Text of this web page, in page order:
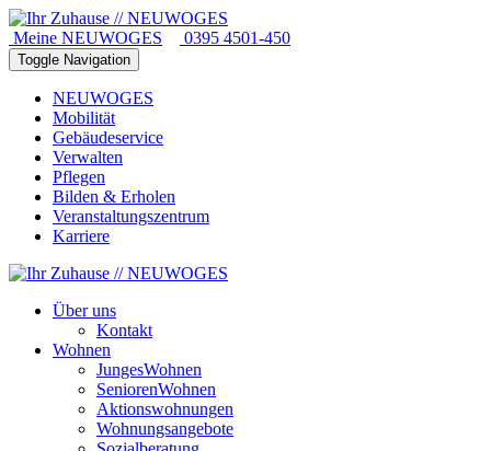
Meine NEUWOGES 0395 4501-450
Toggle Navigation
NEUWOGES
Mobilität
Gebäudeservice
Verwalten
Pflegen
Bilden & Erholen
Veranstaltungszentrum
Karriere
Über uns
Kontakt
Wohnen
JungesWohnen
SeniorenWohnen
Aktionswohnungen
Wohnungsangebote